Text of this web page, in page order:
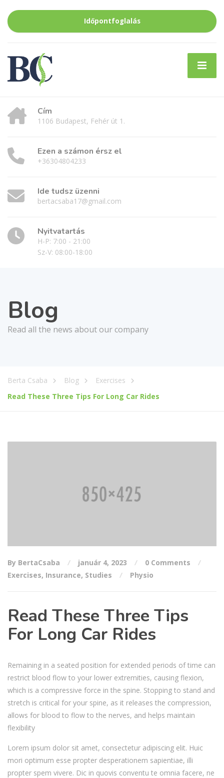
Időpontfoglalás
Cím
1106 Budapest, Fehér út 1.
Ezen a számon érsz el
+36304804233
Ide tudsz üzenni
bertacsaba17@gmail.com
Nyitvatartás
H-P: 7:00 - 21:00
Sz-V: 08:00-18:00
Blog
Read all the news about our company
Berta Csaba Blog
Exercises
Read These Three Tips For Long Car Rides
By BertaCsaba január 4, 2023
0 Comments
Exercises, Insurance, Studies Physio
Read These Three Tips
For Long Car Rides
Remaining in a seated position for extended periods of time can
restrict blood flow to your lower extremities, causing flexion,
which is a compressive force in the spine. Stopping to stand and
stretch is critical for your spine, as it releases the compression,
allows for blood to flow to the nerves, and helps maintain
flexibility
Lorem ipsum dolor sit amet, consectetur adipiscing elit. Huic
mori optimum esse propter desperationem sapientiae, illi
propter spem vivere. Dic in quovis conventu te omnia facere, ne